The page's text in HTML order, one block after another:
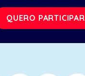
QUERO PARTICIPAR